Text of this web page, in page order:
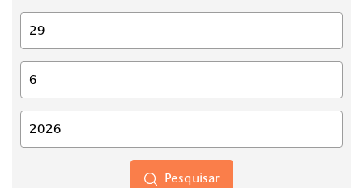
Pesquisar